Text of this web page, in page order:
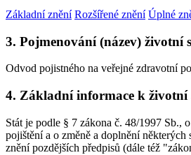
Základní znění Rozšířené znění Úplné
3. Pojmenování (název) životní
Odvod pojistného na veřejné zdravotní
4. Základní informace k životní
Stát je podle § 7 zákona č. 48/1997 Sb.,
pojištění a o změně a doplnění
znění pozdějších předpisů (dále též